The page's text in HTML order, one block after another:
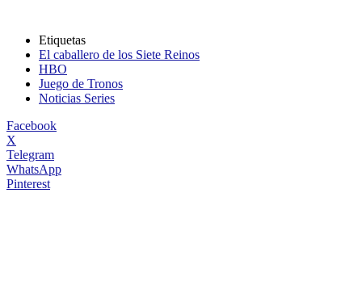
Etiquetas
El caballero de los Siete Reinos
HBO
Juego de Tronos
Noticias Series
Facebook
X
Telegram
WhatsApp
Pinterest